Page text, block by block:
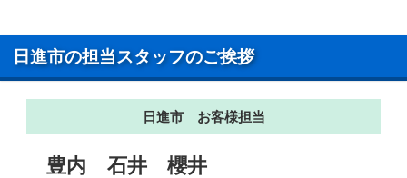
日進市の担当スタッフのご挨拶
日進市 お客様担当
豊内 石井 櫻井